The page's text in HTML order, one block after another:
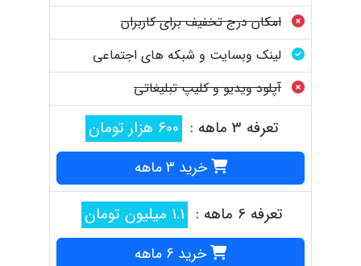
امکان درج تخفیف برای کاربران
لینک وبسایت و شبکه های اجتماعی
آپلود ویدیو و کلیپ تبلیغاتی
تعرفه 3 ماهه : 600 هزار تومان
خرید 3 ماهه
تعرفه 6 ماهه : 1.1 میلیون تومان
خرید 6 ماهه